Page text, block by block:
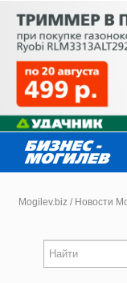
Новости компаний
Mogilev.biz / Новости